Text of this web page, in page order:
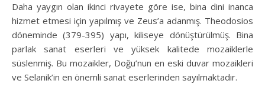
Daha yaygın olan ikinci rivayete göre ise, bina dini inanca
hizmet etmesi için yapılmış ve Zeus’a adanmış. Theodosios
döneminde (379-395) yapı, kiliseye dönüştürülmüş. Bina
parlak sanat eserleri ve yüksek kalitede mozaiklerle
süslenmiş. Bu mozaikler, Doğu’nun en eski duvar mozaikleri
ve Selanik’in en önemli sanat eserlerinden sayılmaktadır.